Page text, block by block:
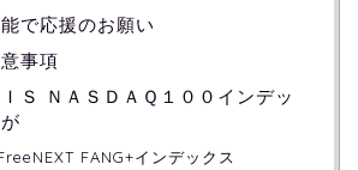
で応援のお願い
事項
Ｓ ＮＡＳＤＡＱ１００インデッ
FANG+インデックス